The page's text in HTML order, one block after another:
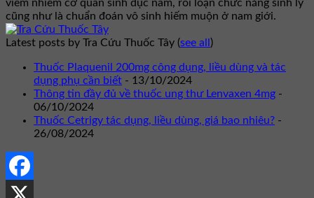
viêm nhiễm cơ quan sinh dục nam, rối loạn chức năng sinh lý
cũng như là chuẩn đoán vô sinh hiếm muộn ở nam giới.
Latest posts by Tra Cứu Thuốc Tây (see all)
Thuốc Plaquenil 200mg công dụng, liều dùng và tác
dụng phụ cần biết - 13/10/2024
Thông tin đầy đủ về thuốc ung thư Lenvaxen 4mg -
06/10/2024
Thuốc Cetrigy tác dụng, liều dùng, giá bao nhiêu? -
26/08/2024